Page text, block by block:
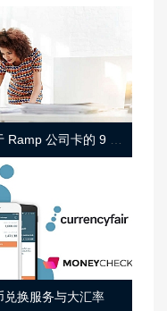
兑换服务与大汇率